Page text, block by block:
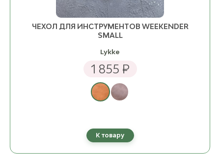
ЧЕХОЛ ДЛЯ ИНСТРУМЕНТОВ WEEKENDER
SMALL
Lykke
1 855 ₽
К товару